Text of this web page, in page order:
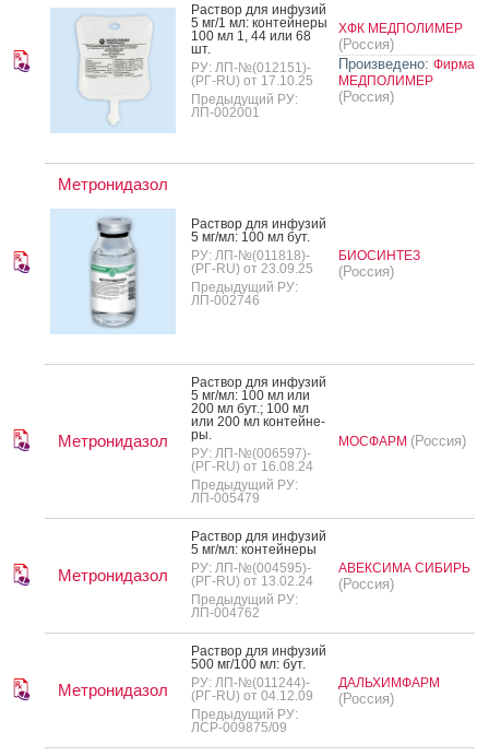
Рас­твор для ин­фу­зий
5 мг/1 мл: кон­тей­не­ры
100 мл 1, 44 или 68
шт.
РУ: ЛП-№(012151)-
(РГ-RU) от 17.10.25
Предыдущий РУ:
ЛП-002001
ХФК МЕДПОЛИМЕР
(Россия)
Произведено: Фирма
МЕДПОЛИМЕР
(Россия)
Метронидазол
Рас­твор для ин­фу­зий
5 мг/мл: 100 мл бут.
РУ: ЛП-№(011818)-
(РГ-RU) от 23.09.25
Предыдущий РУ:
ЛП-002746
БИОСИНТЕЗ
(Россия)
Метронидазол
Рас­твор для ин­фу­зий
5 мг/мл: 100 мл или
200 мл бут.; 100 мл
или 200 мл кон­тей­не­
ры.
РУ: ЛП-№(006597)-
(РГ-RU) от 16.08.24
Предыдущий РУ:
ЛП-005479
МОСФАРМ (Россия)
Метронидазол
Рас­твор для ин­фу­зий
5 мг/мл: кон­тей­не­ры
РУ: ЛП-№(004595)-
(РГ-RU) от 13.02.24
Предыдущий РУ:
ЛП-004762
АВЕКСИМА СИБИРЬ
(Россия)
Метронидазол
Рас­твор для ин­фу­зий
500 мг/100 мл: бут.
РУ: ЛП-№(011244)-
(РГ-RU) от 04.12.09
Предыдущий РУ:
ЛСР-009875/09
ДАЛЬХИМФАРМ
(Россия)